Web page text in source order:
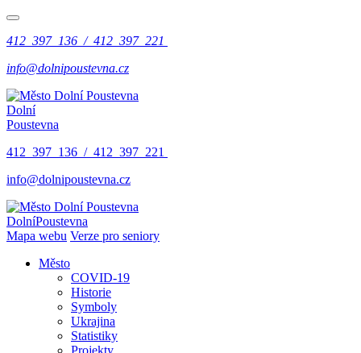
412 397 136 / 412 397 221
info@dolnipoustevna.cz
Dolní
Poustevna
412 397 136 / 412 397 221
info@dolnipoustevna.cz
DolníPoustevna
Mapa webu Verze pro seniory
Město
COVID-19
Historie
Symboly
Ukrajina
Statistiky
Projekty